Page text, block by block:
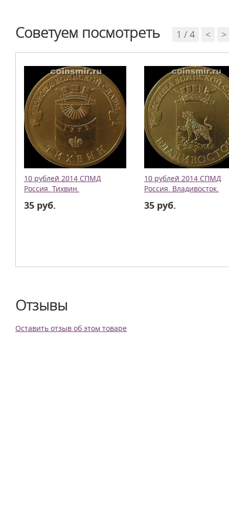
Советуем посмотреть 1 / 4 < >
10 рублей 2014 СПМД
Россия. Тихвин.
35 руб.
10 рублей 2014 СПМД
Россия. Владивосток.
35 руб.
Отзывы
Оставить отзыв об этом товаре